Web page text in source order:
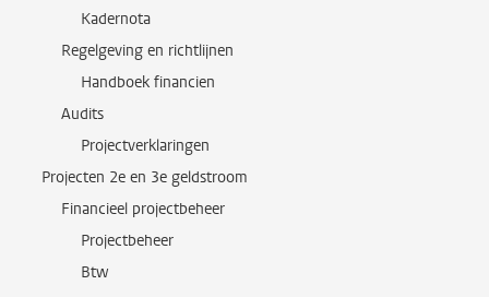
Kadernota
Regelgeving en richtlijnen
Handboek financien
Audits
Projectverklaringen
Projecten 2e en 3e geldstroom
Financieel projectbeheer
Projectbeheer
Btw